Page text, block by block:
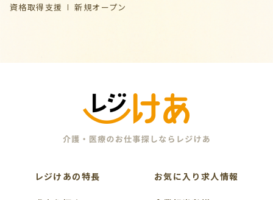
資格取得支援
新規オープン
レジけあの特長 お気に入り求人情報